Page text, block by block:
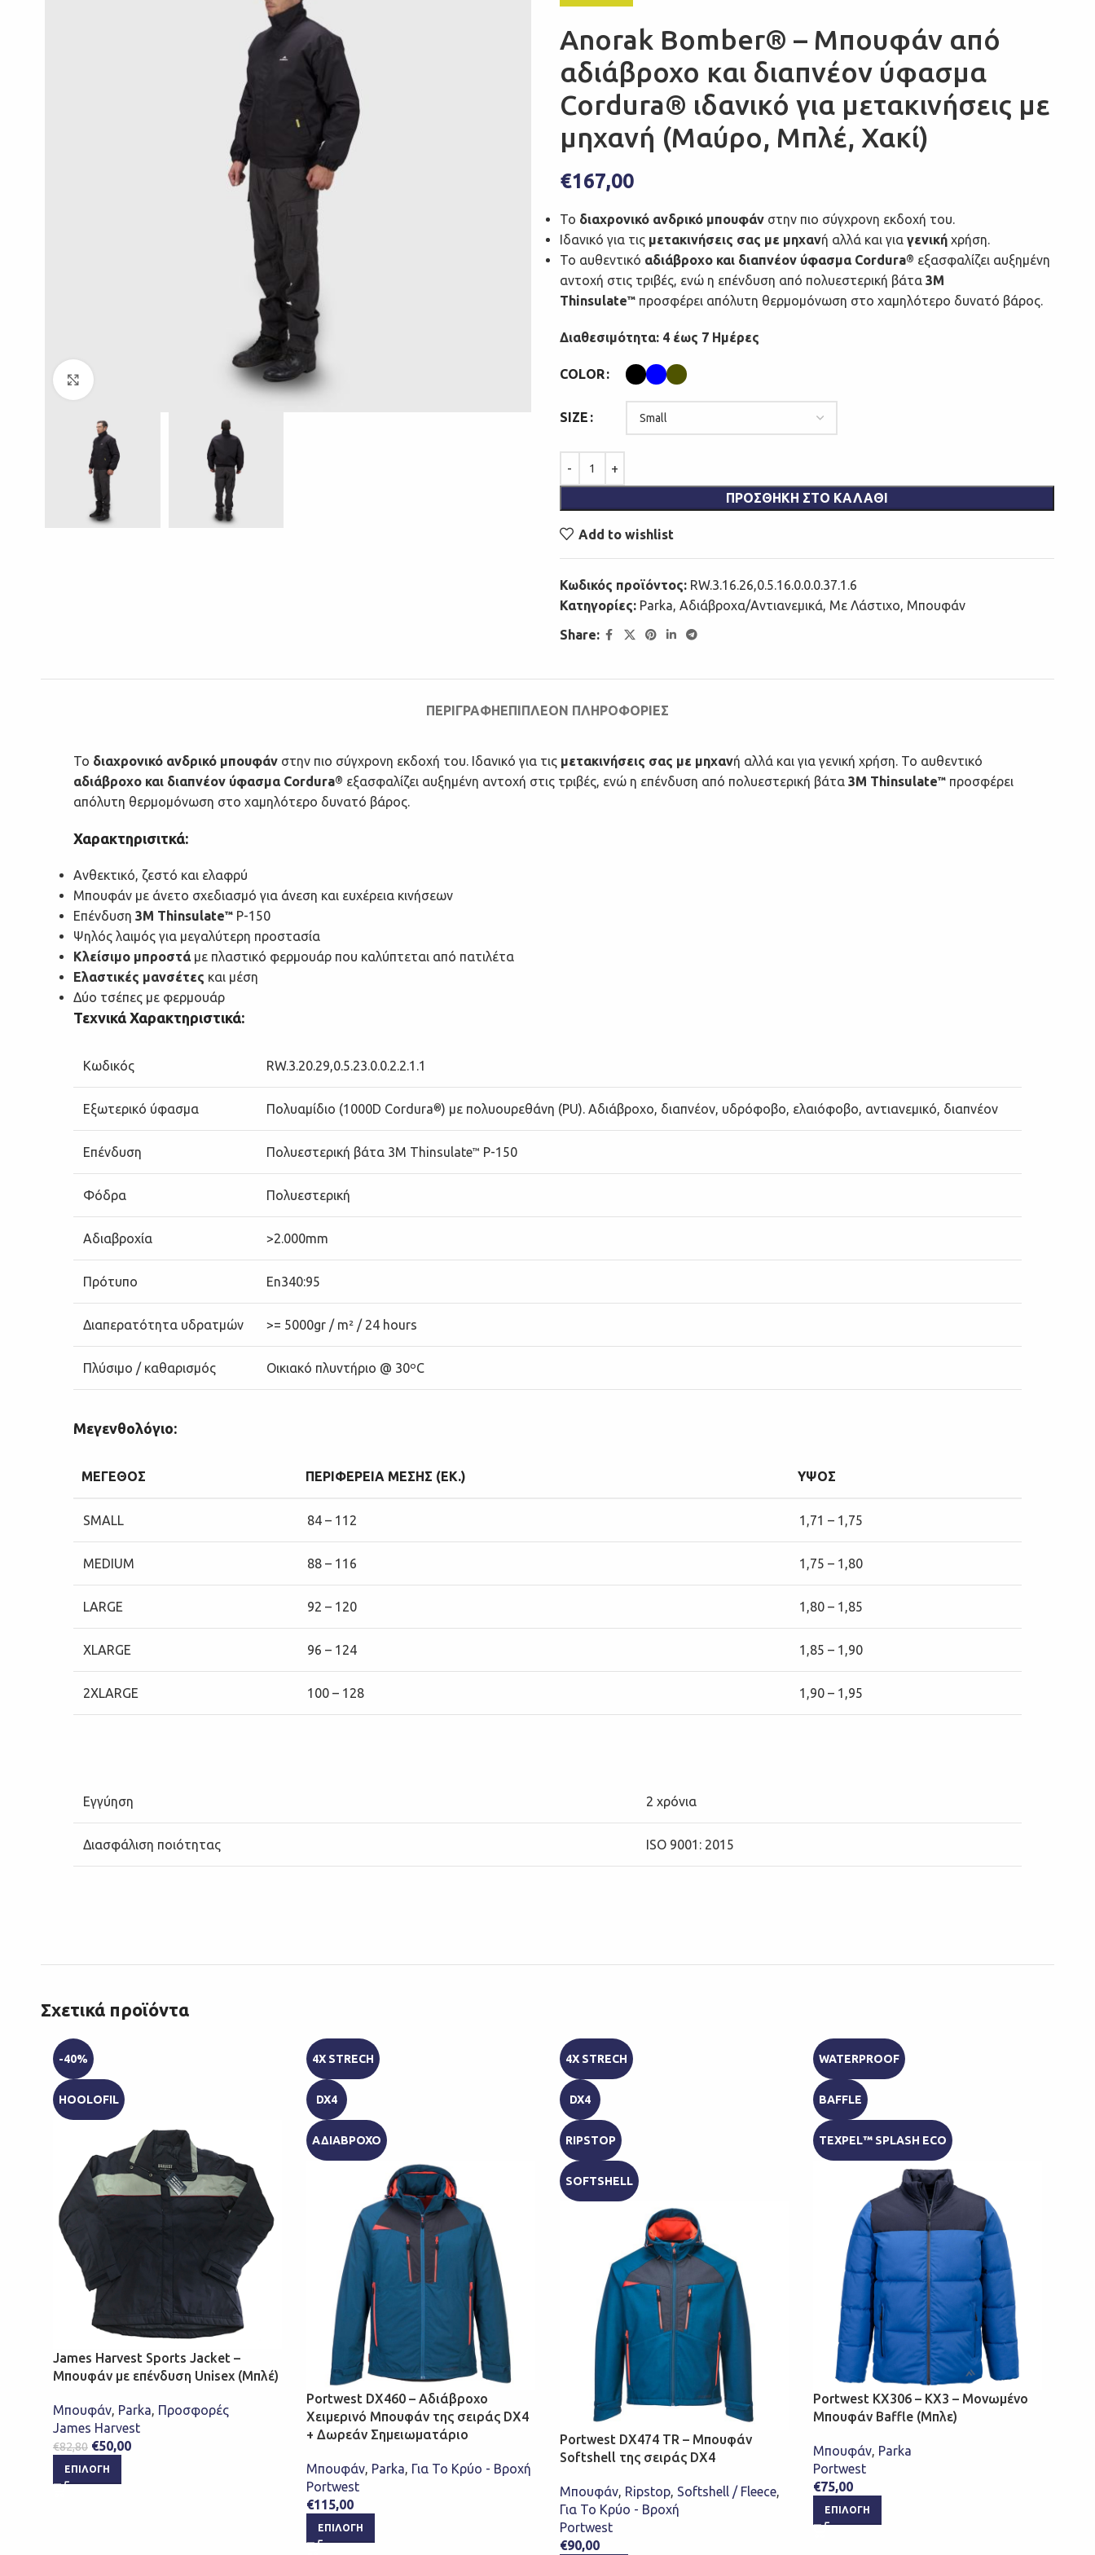
Anorak Bomber® – Μπουφάν από
αδιάβροχο και διαπνέον ύφασμα
Cordura® ιδανικό για μετακινήσεις με
μηχανή (Μαύρο, Μπλέ, Χακί)
€167,00
Το διαχρονικό ανδρικό μπουφάνστην πιο σύγχρονη εκδοχή του.
Ιδανικό για τις μετακινήσεις σας με μηχανή αλλά και για γενικήχρήση.
Το αυθεντικό αδιάβροχο και διαπνέον ύφασμα Cordura® εξασφαλίζει αυξημένη
αντοχή στις τριβές, ενώ η επένδυση από πολυεστερική βάτα 3M
Thinsulate™ προσφέρει απόλυτη θερμομόνωση στο χαμηλότερο δυνατό βάρος.
Διαθεσιμότητα: 4 έως 7 Ημέρες
COLOR
SIZE
ΠΡΟΣΘΉΚΗ ΣΤΟ ΚΑΛΆΘΙ
Add to wishlist
Κωδικός προϊόντος: RW.3.16.26,0.5.16.0.0.0.37.1.6
Κατηγορίες: Parka, Αδιάβροχα/Αντιανεμικά, Με Λάστιχο, Μπουφάν
Share:
ΠΕΡΙΓΡΑΦΉΕΠΙΠΛΈΟΝ ΠΛΗΡΟΦΟΡΊΕΣ
Το διαχρονικό ανδρικό μπουφάν στην πιο σύγχρονη εκδοχή του. Ιδανικό για τις μετακινήσεις σας με μηχανή αλλά και για γενική χρήση. Το αυθεντικό
αδιάβροχο και διαπνέον ύφασμα Cordura® εξασφαλίζει αυξημένη αντοχή στις τριβές, ενώ η επένδυση από πολυεστερική βάτα 3M Thinsulate™ προσφέρει
απόλυτη θερμομόνωση στο χαμηλότερο δυνατό βάρος.
Χαρακτηρισιτκά:
Ανθεκτικό, ζεστό και ελαφρύ
Μπουφάν με άνετο σχεδιασμό για άνεση και ευχέρεια κινήσεων
Επένδυση 3M Thinsulate™ P-150
Ψηλός λαιμός για μεγαλύτερη προστασία
Κλείσιμο μπροστάμε πλαστικό φερμουάρ που καλύπτεται από πατιλέτα
Ελαστικές μανσέτες και μέση
Δύο τσέπες με φερμουάρ
Τεχνικά Χαρακτηριστικά:
Κωδικός RW.3.20.29,0.5.23.0.0.2.2.1.1
Εξωτερικό ύφασμα Πολυαμίδιο (1000D Cordura®) με πολυουρεθάνη (PU). Αδιάβροχο, διαπνέον, υδρόφοβο, ελαιόφοβο, αντιανεμικό, διαπνέον
Επένδυση Πολυεστερική βάτα 3M Thinsulate™ P-150
Φόδρα Πολυεστερική
Αδιαβροχία >2.000mm
Πρότυπο En340:95
Διαπερατότητα υδρατμών >= 5000gr / m² / 24 hours
Πλύσιμο / καθαρισμός Οικιακό πλυντήριο @ 30ºC
Μεγενθολόγιο:
ΜΕΓΕΘΟΣ ΠΕΡΙΦΕΡΕΙΑ ΜΕΣΗΣ (ΕΚ.) ΥΨΟΣ
SMALL 84 – 112 1,71 – 1,75
MEDIUM 88 – 116 1,75 – 1,80
LARGE 92 – 120 1,80 – 1,85
XLARGE 96 – 124 1,85 – 1,90
2XLARGE 100 – 128 1,90 – 1,95
Εγγύηση 2 χρόνια
Διασφάλιση ποιότητας ISO 9001: 2015
Σχετικά προϊόντα
-40%
HOOLOFIL
James Harvest Sports Jacket –
Μπουφάν με επένδυση Unisex (Μπλέ)
Μπουφάν, Parka, Προσφορές
James Harvest
€82,80 €50,00
ΕΠΙΛΟΓΉ
4X STRECH
DX4
ΑΔΙΑΒΡΟΧΟ
Portwest DX460 – Αδιάβροχο
Χειμερινό Μπουφάν της σειράς DX4
+ Δωρεάν Σημειωματάριο
Μπουφάν, Parka, Για Το Κρύο - Βροχή
Portwest
€115,00
ΕΠΙΛΟΓΉ
4X STRECH
DX4
RIPSTOP
SOFTSHELL
Portwest DX474 TR – Μπουφάν
Softshell της σειράς DX4
Μπουφάν, Ripstop, Softshell / Fleece,
Για Το Κρύο - Βροχή
Portwest
€90,00
WATERPROOF
BAFFLE
TEXPEL™ SPLASH ECO
Portwest KX306 – KX3 – Μονωμένο
Μπουφάν Baffle (Μπλε)
Μπουφάν, Parka
Portwest
€75,00
ΕΠΙΛΟΓΉ